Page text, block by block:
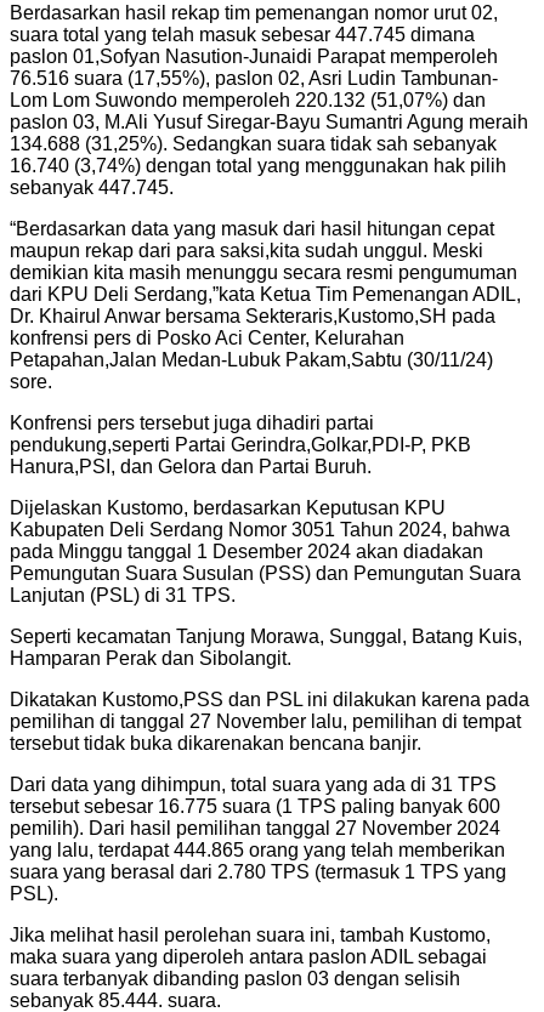
Berdasarkan hasil rekap tim pemenangan nomor urut 02,
suara total yang telah masuk sebesar 447.745 dimana
paslon 01,Sofyan Nasution-Junaidi Parapat memperoleh
76.516 suara (17,55%), paslon 02, Asri Ludin Tambunan-
Lom Lom Suwondo memperoleh 220.132 (51,07%) dan
paslon 03, M.Ali Yusuf Siregar-Bayu Sumantri Agung meraih
134.688 (31,25%). Sedangkan suara tidak sah sebanyak
16.740 (3,74%) dengan total yang menggunakan hak pilih
sebanyak 447.745.
“Berdasarkan data yang masuk dari hasil hitungan cepat
maupun rekap dari para saksi,kita sudah unggul. Meski
demikian kita masih menunggu secara resmi pengumuman
dari KPU Deli Serdang,”kata Ketua Tim Pemenangan ADIL,
Dr. Khairul Anwar bersama Sekteraris,Kustomo,SH pada
konfrensi pers di Posko Aci Center, Kelurahan
Petapahan,Jalan Medan-Lubuk Pakam,Sabtu (30/11/24)
sore.
Konfrensi pers tersebut juga dihadiri partai
pendukung,seperti Partai Gerindra,Golkar,PDI-P, PKB
Hanura,PSI, dan Gelora dan Partai Buruh.
Dijelaskan Kustomo, berdasarkan Keputusan KPU
Kabupaten Deli Serdang Nomor 3051 Tahun 2024, bahwa
pada Minggu tanggal 1 Desember 2024 akan diadakan
Pemungutan Suara Susulan (PSS) dan Pemungutan Suara
Lanjutan (PSL) di 31 TPS.
Seperti kecamatan Tanjung Morawa, Sunggal, Batang Kuis,
Hamparan Perak dan Sibolangit.
Dikatakan Kustomo,PSS dan PSL ini dilakukan karena pada
pemilihan di tanggal 27 November lalu, pemilihan di tempat
tersebut tidak buka dikarenakan bencana banjir.
Dari data yang dihimpun, total suara yang ada di 31 TPS
tersebut sebesar 16.775 suara (1 TPS paling banyak 600
pemilih). Dari hasil pemilihan tanggal 27 November 2024
yang lalu, terdapat 444.865 orang yang telah memberikan
suara yang berasal dari 2.780 TPS (termasuk 1 TPS yang
PSL).
Jika melihat hasil perolehan suara ini, tambah Kustomo,
maka suara yang diperoleh antara paslon ADIL sebagai
suara terbanyak dibanding paslon 03 dengan selisih
sebanyak 85.444. suara.